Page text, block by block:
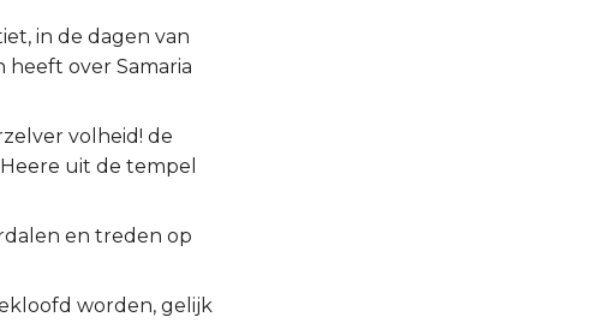
in de dagen van
heeft over Samaria
volheid! de
uit de tempel
en treden op
worden, gelijk